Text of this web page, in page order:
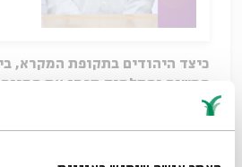
כיצד היהודים בתקופת המקרא,
המשנה והתלמוד תפסו את המונח
עיצבה הגיאוגרפיה את זהותם?
וגבולותיה של הארץ ובין זהותם